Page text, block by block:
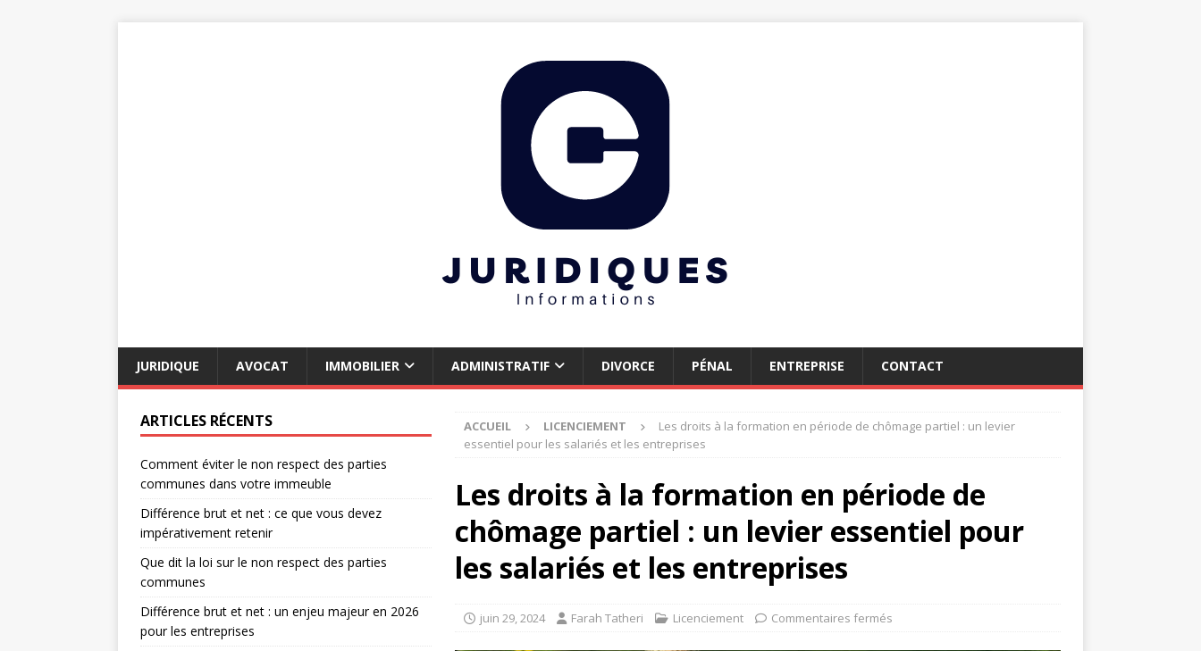
JURIDIQUE AVOCAT IMMOBILIER ADMINISTRATIF DIVORCE PÉNAL ENTREPRISE CONTACT
ACCUEIL LICENCIEMENT
Les droits à la formation en période de chômage partiel : un levier
essentiel pour les salariés et les entreprises
Les droits à la formation en période de
chômage partiel : un levier essentiel pour
les salariés et les entreprises
juin 29, 2024 Farah Tatheri Licenciement Commentaires fermés
ARTICLES RÉCENTS
Comment éviter le non respect des parties
communes dans votre immeuble
Différence brut et net : ce que vous devez
impérativement retenir
Que dit la loi sur le non respect des parties
communes
Différence brut et net : un enjeu majeur en 2026
pour les entreprises